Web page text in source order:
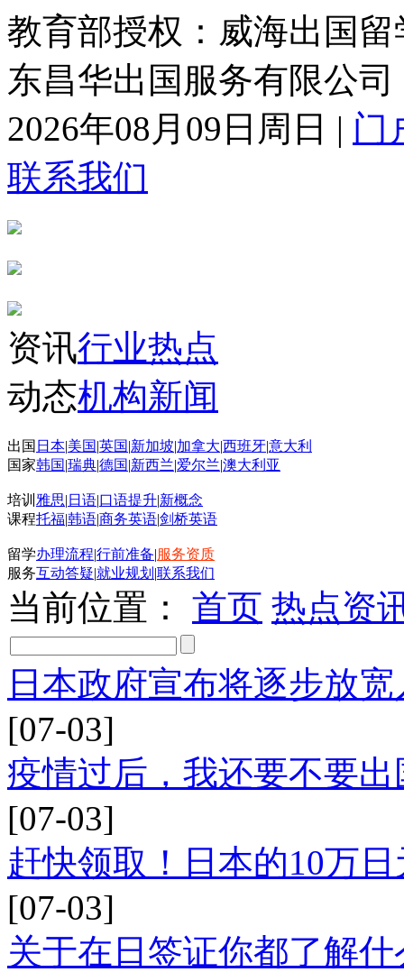
教育部授权：威海出国留
东昌华出国服务有限公司
2026年08月09日周日 | 门
联系我们
资讯行业热点
动态机构新闻
出国 日本|美国|英国|新加坡|加拿大|西班牙|意大利
国家韩国|瑞典|德国|新西兰|爱尔兰|澳大利亚
培训 雅思| 日语|口语提升|新概念
课程托福|韩语|商务英语|剑桥英语
留学办理流程|行前准备|服务资质
服务互动答疑|就业规划 |联系我们
当前位置： 首页 热点资
日本政府宣布将逐步放
[07-03]
疫情过后，我还要不要
[07-03]
赶快领取！日本的10万
[07-03]
关于在日签证你都了解